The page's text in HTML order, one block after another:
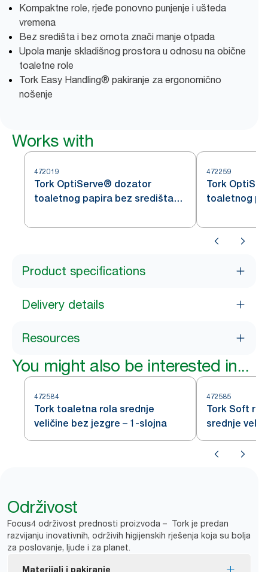
Kompaktne role, rjeđe ponovno punjenje i ušteda
vremena
Bez središta i bez omota znači manje otpada
Upola manje skladišnog prostora u odnosu na obične
toaletne role
Tork Easy Handling® pakiranje za ergonomično
nošenje
Works with
472019
Tork OptiServe® dozator
toaletnog papira bez središta
472259
Tork
toaletnog
Product specifications
Delivery details
Resources
You might also be interested in...
472584
Tork toaletna rola srednje
veličine bez jezgre – 1-slojna
472585
Tork Soft
srednje
Premium –
Održivost
Focus4 održivost prednosti proizvoda – Tork je predan
razvijanju inovativnih, održivih higijenskih rješenja koja su bolja
za poslovanje, ljude i za planet.
Materijali i pakiranje